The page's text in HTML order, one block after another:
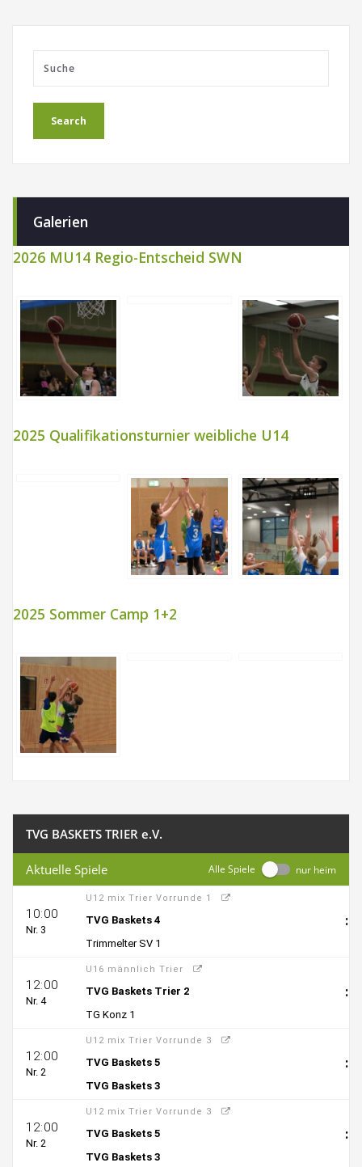
Galerien
2026 MU14 Regio-Entscheid SWN
2025 Qualifikationsturnier weibliche U14
2025 Sommer Camp 1+2